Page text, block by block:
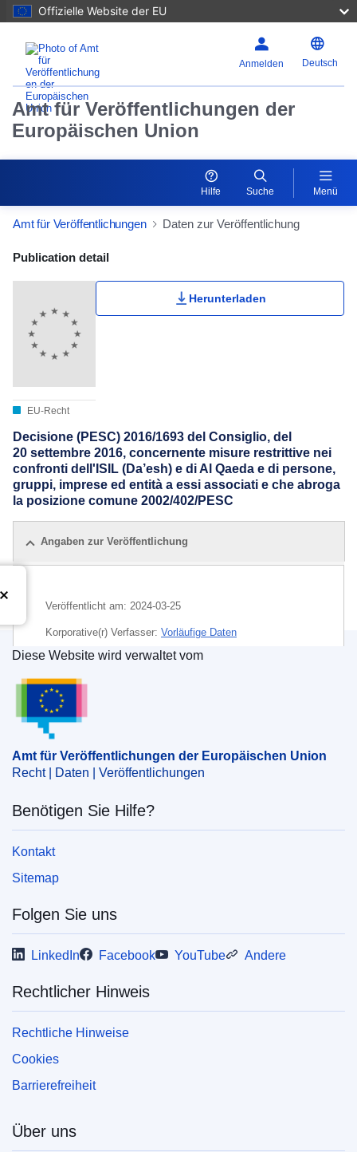
Offizielle Website der EU
Anmelden Deutsch
Amt für Veröffentlichungen der
Europäischen Union
Hilfe Suche Menü
Amt für Veröffentlichungen Daten zur Veröffentlichung
Publication Detail Actions Portlet
Publication detail
EU-Recht
Herunterladen
Decisione (PESC) 2016/1693 del Consiglio, del
20 settembre 2016, concernente misure restrittive nei
confronti dell'ISIL (Da’esh) e di Al Qaeda e di persone,
gruppi, imprese ed entità a essi associati e che abroga
la posizione comune 2002/402/PESC
Angaben zur Veröffentlichung
Veröffentlicht am: 2024-03-25
Korporative(r) Verfasser: Vorläufige Daten
Amt für Veröffentlichungen der Europäischen
Diese Website wird verwaltet vom
Amt für Veröffentlichungen der Europäischen Union
Recht | Daten | Veröffentlichungen
Benötigen Sie Hilfe?
Kontakt
Sitemap
Folgen Sie uns
LinkedIn Facebook YouTube Andere
Rechtlicher Hinweis
Rechtliche Hinweise
Cookies
Barrierefreiheit
Über uns